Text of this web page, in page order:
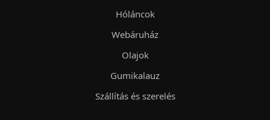
Hóláncok
Webáruház
Olajok
Gumikalauz
Szállítás és szerelés